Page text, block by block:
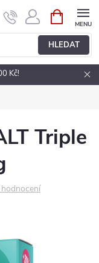
HLEDAT
NÁKUPNÍ
KOŠÍK
Kč!
Triple